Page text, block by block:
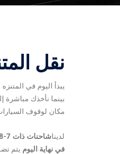
نقل
يبدأ اليوم في
بينما نأخذك
مكان لوقوف
لديناشاحنات ذات 7-8 مقاعد
في نهاية اليوم يتم